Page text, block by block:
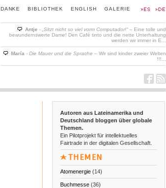
GALERIE
ENGLISH
BIBLIOTHEK
DANKE
Antje - „Sitzt nicht so viel vorm Computador!“– Eine tolle und
bewundernswerte Dame! Den Café tinto und die nette Unterhaltung
werden wir immer in E...
María - Die Mauer und die Sprache – Wir sind kinder zweier Welten
!!!...
Autoren aus Lateinamerika und
Deutschland bloggen über globale
Themen.
Ein Pilotprojekt für intellektuelles
Fairtrade in der digitalen Gesellschaft.
THEMEN
Atomenergie(14)
Buchmesse(36)